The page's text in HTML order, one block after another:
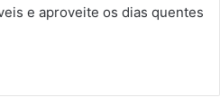
e aproveite os dias quentes